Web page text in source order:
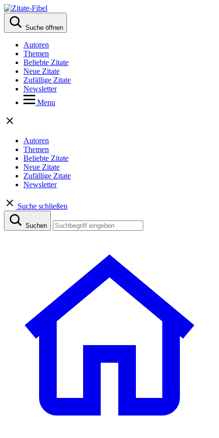
Suche öffnen
Autoren
Themen
Beliebte Zitate
Neue Zitate
Zufällige Zitate
Newsletter
Menu
Autoren
Themen
Beliebte Zitate
Neue Zitate
Zufällige Zitate
Newsletter
Suche schließen
Suchen